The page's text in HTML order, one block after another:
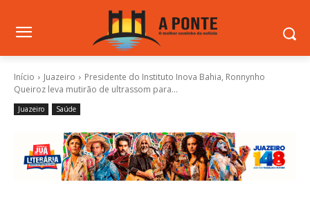
Início Juazeiro
Presidente do Instituto Inova Bahia, Ronnynho
Queiroz leva mutirão de ultrassom para...
Juazeiro Saúde